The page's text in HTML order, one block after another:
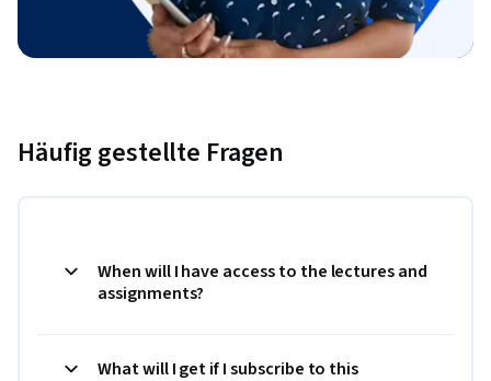
Häufig gestellte Fragen
When will I have access to the lectures and
assignments?
What will I get if I subscribe to this